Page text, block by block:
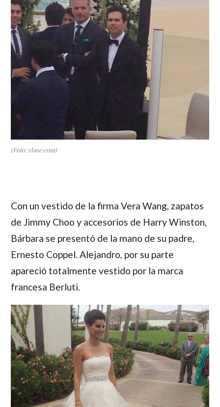
(Foto: clase.com)
Con un vestido de la firmaVera Wang, zapatos
de Jimmy Chooy accesorios de Harry Winston,
Bárbara se presentó de la mano de su padre,
Ernesto Coppel.Alejandro, por su parte
apareció totalmente vestido por la marca
francesa Berluti.